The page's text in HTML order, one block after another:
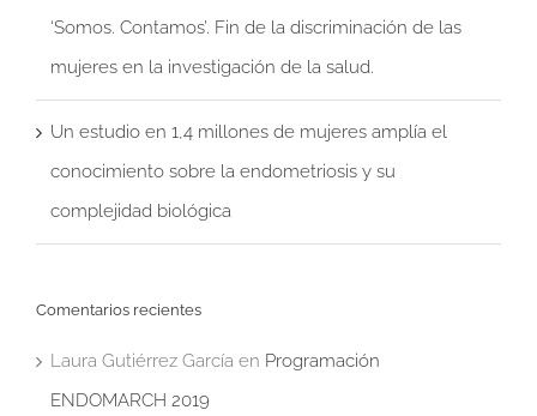
‘Somos. Contamos’. Fin de la discriminación de las
mujeres en la investigación de la salud.
Un estudio en 1,4 millones de mujeres amplía el
conocimiento sobre la endometriosis y su
complejidad biológica
Comentarios recientes
Laura Gutiérrez García en Programación
ENDOMARCH 2019